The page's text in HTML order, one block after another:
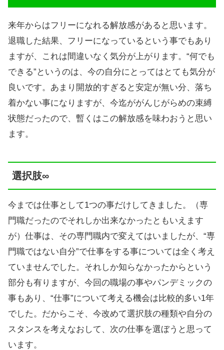
来年からはフリーになれる解放感があると思います。
退職した結果、フリーになっているという事でもあり
ますが、これは間違いなく気分が上がります。“何でも
できる”というのは、今の自分にとってはとても気分が
良いです。あまり開放的すぎると安定が無い分、落ち
着かない事になりますが、今迄ががんじがらめの束縛
状態だったので、暫くはこの解放感を味わおうと思い
ます。
選択肢∞
今までは仕事として1つの事だけしてきました。（専
門職だったのでそれしか出来なかったともいえます
が）仕事は、その専門職内で変えてはいましたが、“専
門職ではない自分”で仕事をする事については全く考え
ていませんでした。それしか知らなかったからという
部分も有りますが、今回の職場の事やパンデミックの
事もあり、“仕事”について考える機会は比較的多い1年
でした。だからこそ、今改めて選択肢の種類や自分の
スタンスを考えなおして、次の仕事を選ぼうと思って
います。